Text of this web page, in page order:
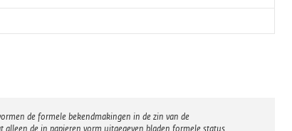
de formele bekendmakingen in de zin van de
de in papieren vorm uitgegeven bladen formele status